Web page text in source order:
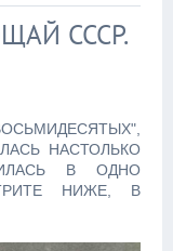
СССР.
НАСТОЛЬКО
В ОДНО
НИЖЕ, В